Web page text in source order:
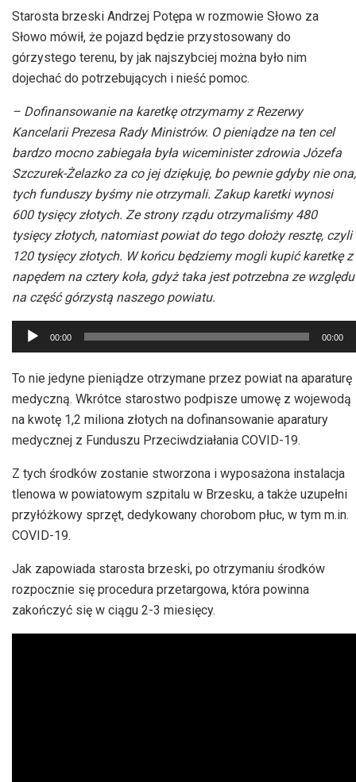
Starosta brzeski Andrzej Potępa w rozmowie Słowo za
Słowo mówił, że pojazd będzie przystosowany do
górzystego terenu, by jak najszybciej można było nim
dojechać do potrzebujących i nieść pomoc.
– Dofinansowanie na karetkę otrzymamy z Rezerwy
Kancelarii Prezesa Rady Ministrów. O pieniądze na ten cel
bardzo mocno zabiegała była wiceminister zdrowia Józefa
Szczurek-Żelazko za co jej dziękuję, bo pewnie gdyby nie ona,
tych funduszy byśmy nie otrzymali. Zakup karetki wynosi
600 tysięcy złotych. Ze strony rządu otrzymaliśmy 480
tysięcy złotych, natomiast powiat do tego dołoży resztę, czyli
120 tysięcy złotych. W końcu będziemy mogli kupić karetkę z
napędem na cztery koła, gdyż taka jest potrzebna ze względu
na część górzystą naszego powiatu.
Odtwarzacz
plików
dźwiękowych
00:00 00:00
To nie jedyne pieniądze otrzymane przez powiat na aparaturę
medyczną. Wkrótce starostwo podpisze umowę z wojewodą
na kwotę 1,2 miliona złotych na dofinansowanie aparatury
medycznej z Funduszu Przeciwdziałania COVID-19.
Z tych środków zostanie stworzona i wyposażona instalacja
tlenowa w powiatowym szpitalu w Brzesku, a także uzupełni
przyłóżkowy sprzęt, dedykowany chorobom płuc, w tym m.in.
COVID-19.
Jak zapowiada starosta brzeski, po otrzymaniu środków
rozpocznie się procedura przetargowa, która powinna
zakończyć się w ciągu 2-3 miesięcy.